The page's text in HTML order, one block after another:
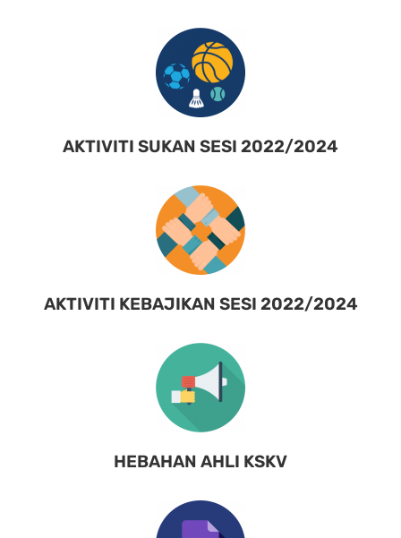
AKTIVITI SUKAN SESI 2022/2024
AKTIVITI KEBAJIKAN SESI 2022/2024
HEBAHAN AHLI KSKV